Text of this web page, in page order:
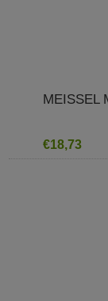
MEISSEL
€18,73